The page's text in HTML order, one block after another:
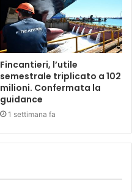
Fincantieri, l’utile
semestrale triplicato a 102
milioni. Confermata la
guidance
1 settimana fa